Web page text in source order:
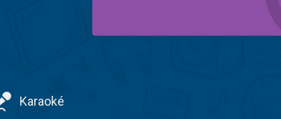
Karaoké